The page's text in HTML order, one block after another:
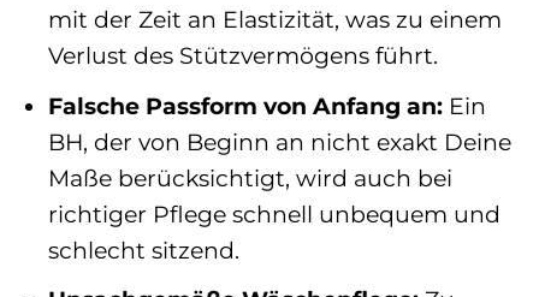
mit der Zeit an Elastizität, was zu einem
Verlust des Stützvermögens führt.
Falsche Passform von Anfang an:Ein
BH, der von Beginn an nicht exakt Deine
Maße berücksichtigt, wird auch bei
richtiger Pflege schnell unbequem und
schlecht sitzend.